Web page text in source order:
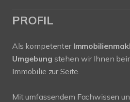
PROFIL
Als kompetenter
Umgebung stehen wir Ihnen
Immobilie zur Seite.
Mit umfassendem Fachwissen